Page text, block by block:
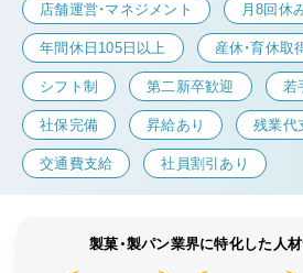
店舗運営・マネジメント 月8回休
年間休日105日以上 産休・育休取
シフト制 第二新卒歓迎 若
社保完備 昇給あり 残業代
交通費支給 社員割引あり
製菓・製パン業界に特化した人